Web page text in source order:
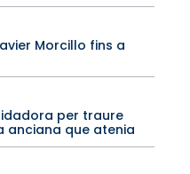
Morcillo fins a
per traure
anciana que atenia